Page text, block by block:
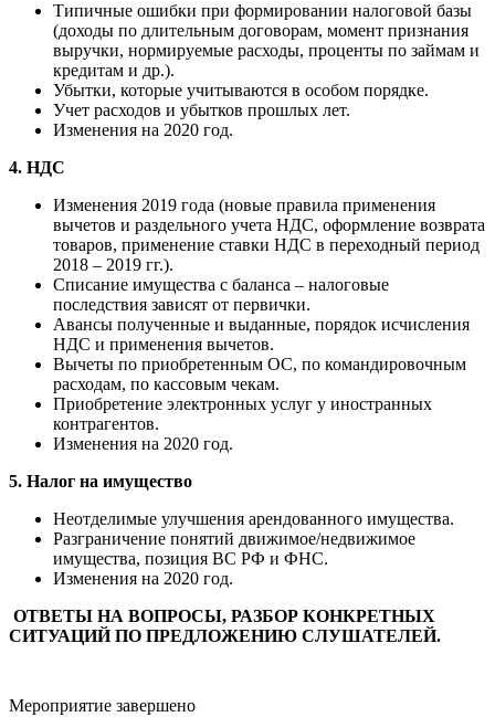
Типичные ошибки при формировании налоговой базы
(доходы по длительным договорам, момент признания
выручки, нормируемые расходы, проценты по займам и
кредитам и др.).
Убытки, которые учитываются в особом порядке.
Учет расходов и убытков прошлых лет.
Изменения на 2020 год.
4. НДС
Изменения 2019 года (новые правила применения
вычетов и раздельного учета НДС, оформление возврата
товаров, применение ставки НДС в переходный период
2018 – 2019 гг.).
Списание имущества с баланса – налоговые
последствия зависят от первички.
Авансы полученные и выданные, порядок исчисления
НДС и применения вычетов.
Вычеты по приобретенным ОС, по командировочным
расходам, по кассовым чекам.
Приобретение электронных услуг у иностранных
контрагентов.
Изменения на 2020 год.
5. Налог на имущество
Неотделимые улучшения арендованного имущества.
Разграничение понятий движимое/недвижимое
имущества, позиция ВС РФ и ФНС.
Изменения на 2020 год.
ОТВЕТЫ НА ВОПРОСЫ, РАЗБОР КОНКРЕТНЫХ
СИТУАЦИЙ ПО ПРЕДЛОЖЕНИЮ СЛУШАТЕЛЕЙ.
Мероприятие завершено